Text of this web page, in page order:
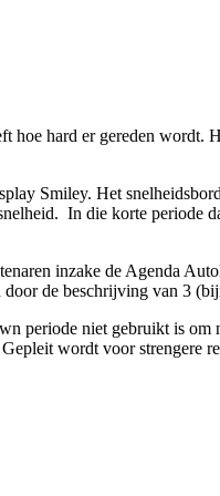
hard er gereden wordt.
Smiley. Het
In die korte periode
inzake de Agenda
de beschrijving van 3
periode niet gebruikt is om
wordt voor strengere